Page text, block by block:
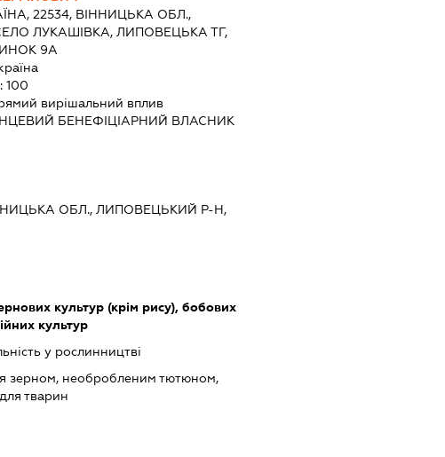
22534, ВІННИЦЬКА ОБЛ.,
ЛУКАШІВКА, ЛИПОВЕЦЬКА ТГ,
9А
100
вирішальний вплив
БЕНЕФІЦІАРНИЙ ВЛАСНИК
ОБЛ., ЛИПОВЕЦЬКИЙ Р-Н,
культур (крім рису), бобових
культур
у рослинництві
зерном, необробленим тютюном,
тварин